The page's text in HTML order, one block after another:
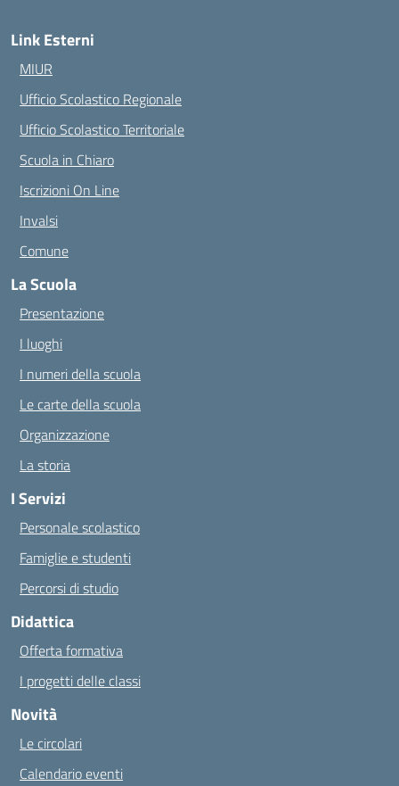
Link Esterni
MIUR
Ufficio Scolastico Regionale
Ufficio Scolastico Territoriale
Scuola in Chiaro
Iscrizioni On Line
Invalsi
Comune
La Scuola
Presentazione
I luoghi
I numeri della scuola
Le carte della scuola
Organizzazione
La storia
I Servizi
Personale scolastico
Famiglie e studenti
Percorsi di studio
Didattica
Offerta formativa
I progetti delle classi
Novità
Le circolari
Calendario eventi